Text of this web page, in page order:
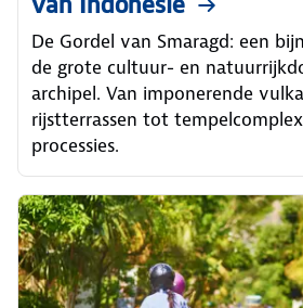
De Gordel van Smaragd: een
de grote cultuur- en
archipel. Van imponerende
rijstterrassen tot
processies.